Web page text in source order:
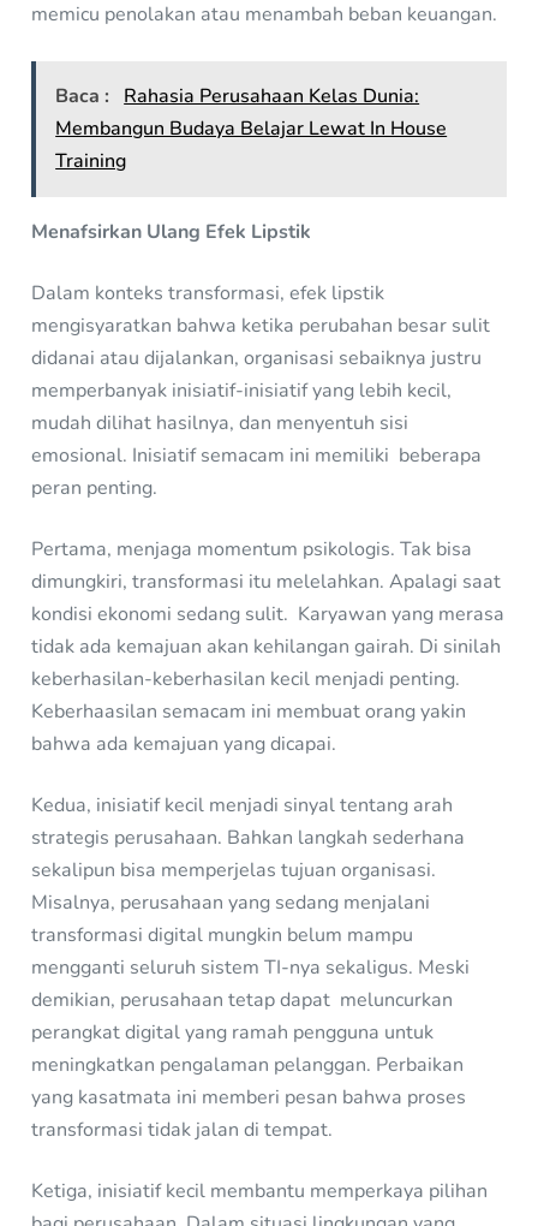
memicu penolakan atau menambah beban keuangan.
Baca :
Rahasia Perusahaan Kelas Dunia:
Membangun Budaya Belajar Lewat In House
Training
Menafsirkan Ulang Efek Lipstik
Dalam konteks transformasi, efek lipstik
mengisyaratkan bahwa ketika perubahan besar sulit
didanai atau dijalankan, organisasi sebaiknya justru
memperbanyak inisiatif-inisiatif yang lebih kecil,
mudah dilihat hasilnya, dan menyentuh sisi
emosional. Inisiatif semacam ini memiliki beberapa
peran penting.
Pertama, menjaga momentum psikologis. Tak bisa
dimungkiri, transformasi itu melelahkan. Apalagi saat
kondisi ekonomi sedang sulit. Karyawan yang merasa
tidak ada kemajuan akan kehilangan gairah. Di sinilah
keberhasilan-keberhasilan kecil menjadi penting.
Keberhaasilan semacam ini membuat orang yakin
bahwa ada kemajuan yang dicapai.
Kedua, inisiatif kecil menjadi sinyal tentang arah
strategis perusahaan. Bahkan langkah sederhana
sekalipun bisa memperjelas tujuan organisasi.
Misalnya, perusahaan yang sedang menjalani
transformasi digital mungkin belum mampu
mengganti seluruh sistem TI-nya sekaligus. Meski
demikian, perusahaan tetap dapat meluncurkan
perangkat digital yang ramah pengguna untuk
meningkatkan pengalaman pelanggan. Perbaikan
yang kasatmata ini memberi pesan bahwa proses
transformasi tidak jalan di tempat.
Ketiga, inisiatif kecil membantu memperkaya pilihan